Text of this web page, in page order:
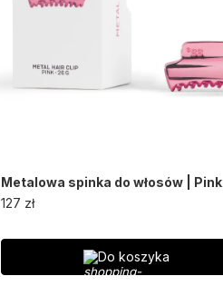
Metalowa spinka do włosów | Pink
127 zł
Do koszyka